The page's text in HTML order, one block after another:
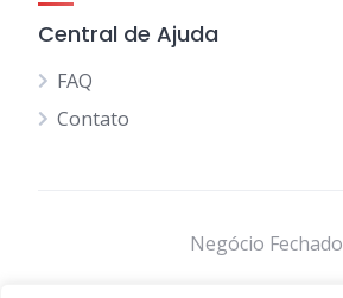
Central de Ajuda
FAQ
Contato
Negócio Fechado